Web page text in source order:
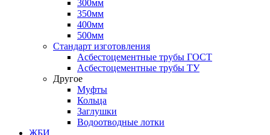
300мм
350мм
400мм
500мм
Стандарт изготовления
Асбестоцементные трубы ГОСТ
Асбестоцементные трубы ТУ
Другое
Муфты
Кольца
Заглушки
Водоотводные лотки
ЖБИ